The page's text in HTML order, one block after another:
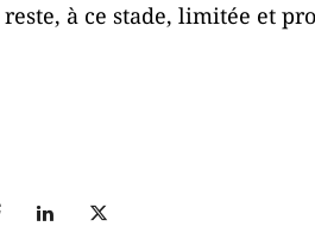
à ce stade, limitée et